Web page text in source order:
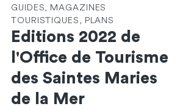
GUIDES, MAGAZINES
TOURISTIQUES, PLANS
Editions 2022 de
l'Office de Tourisme
des Saintes Maries
de la Mer